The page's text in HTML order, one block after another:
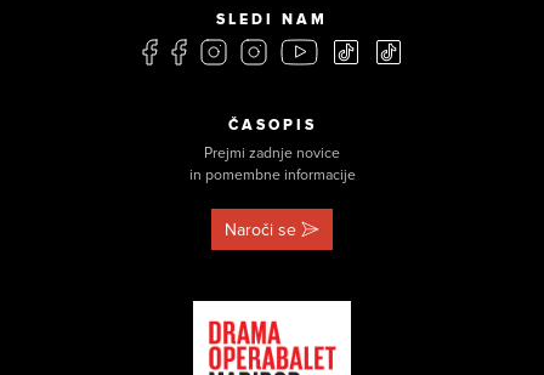
SLEDI NAM
ČASOPIS
Prejmi zadnje novice
in pomembne informacije
Naroči se